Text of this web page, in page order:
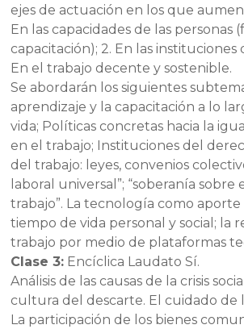
ejes de actuación en los que
En las capacidades de las personas
capacitación); 2. En las instituciones
En el trabajo decente y sostenible.
Se abordarán los siguientes
aprendizaje y la capacitación a lo
vida; Políticas concretas hacia la
en el trabajo; Instituciones del
del trabajo: leyes, convenios
laboral universal”; “soberanía sobre
trabajo”. La tecnología como aporte
tiempo de vida personal y social; la
trabajo por medio de plataformas
Clase 3: Encíclica Laudato Sí.
Análisis de las causas de la crisis
cultura del descarte. El cuidado de
La participación de los bienes